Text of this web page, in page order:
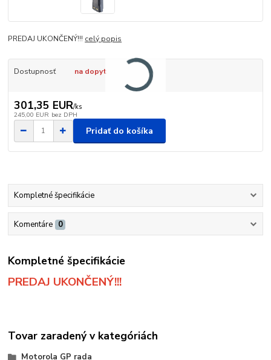
PREDAJ UKONČENÝ!!! celý popis
Dostupnosť na dopyt
301,35 EUR/ks
245,00 EUR bez DPH
Pridať do košíka
Kompletné špecifikácie
Komentáre 0
Kompletné špecifikácie
PREDAJ UKONČENÝ!!!
Tovar zaradený v kategóriách
Motorola GP rada